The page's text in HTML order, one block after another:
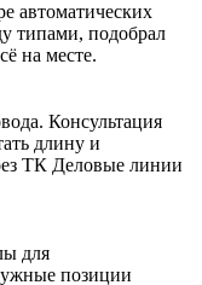
автоматических
типами, подобрал
на месте.
Консультация
длину и
ТК Деловые линии
для
позиции